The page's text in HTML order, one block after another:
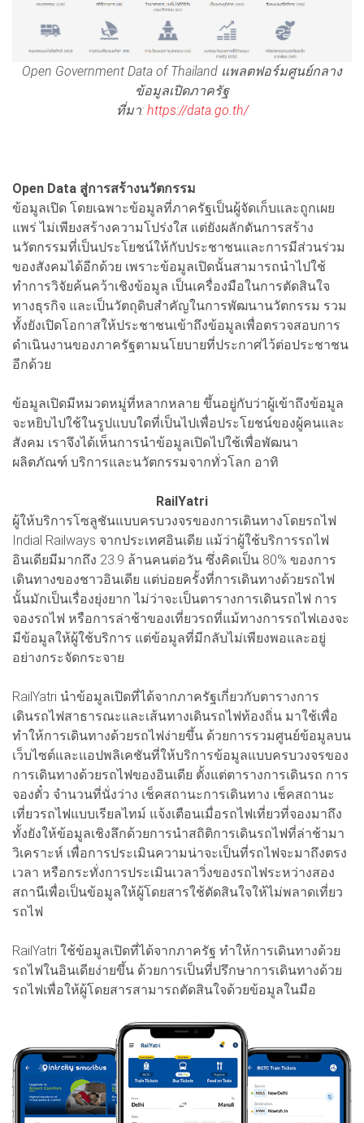
Open Government Data of Thailand แพลตฟอร์มศูนย์กลาง
ข้อมูลเปิดภาครัฐ
ที่มา: https://data.go.th/
Open Data สู่การสร้างนวัตกรรม
ข้อมูลเปิด โดยเฉพาะข้อมูลที่ภาครัฐเป็นผู้จัดเก็บและถูกเผย
แพร่ ไม่เพียงสร้างความโปร่งใส แต่ยังผลักดันการสร้าง
นวัตกรรมที่เป็นประโยชน์ให้กับประชาชนและการมีส่วนร่วม
ของสังคมได้อีกด้วย เพราะข้อมูลเปิดนั้นสามารถนำไปใช้
ทำการวิจัยค้นคว้าเชิงข้อมูล เป็นเครื่องมือในการตัดสินใจ
ทางธุรกิจ และเป็นวัตถุดิบสำคัญในการพัฒนานวัตกรรม รวม
ทั้งยังเปิดโอกาสให้ประชาชนเข้าถึงข้อมูลเพื่อตรวจสอบการ
ดำเนินงานของภาครัฐตามนโยบายที่ประกาศไว้ต่อประชาชน
อีกด้วย
ข้อมูลเปิดมีหมวดหมู่ที่หลากหลาย ขึ้นอยู่กับว่าผู้เข้าถึงข้อมูล
จะหยิบไปใช้ในรูปแบบใดที่เป็นไปเพื่อประโยชน์ของผู้คนและ
สังคม เราจึงได้เห็นการนำข้อมูลเปิดไปใช้เพื่อพัฒนา
ผลิตภัณฑ์ บริการและนวัตกรรมจากทั่วโลก อาทิ
RailYatri
ผู้ให้บริการโซลูชันแบบครบวงจรของการเดินทางโดยรถไฟ
Indial Railways จากประเทศอินเดีย แม้ว่าผู้ใช้บริการรถไฟ
อินเดียมีมากถึง 23.9 ล้านคนต่อวัน ซึ่งคิดเป็น 80% ของการ
เดินทางของชาวอินเดีย แต่บ่อยครั้งที่การเดินทางด้วยรถไฟ
นั้นมักเป็นเรื่องยุ่งยาก ไม่ว่าจะเป็นตารางการเดินรถไฟ การ
จองรถไฟ หรือการล่าช้าของเที่ยวรถที่แม้ทางการรถไฟเองจะ
มีข้อมูลให้ผู้ใช้บริการ แต่ข้อมูลที่มีกลับไม่เพียงพอและอยู่
อย่างกระจัดกระจาย
RailYatri นำข้อมูลเปิดที่ได้จากภาครัฐเกี่ยวกับตารางการ
เดินรถไฟสาธารณะและเส้นทางเดินรถไฟท้องถิ่น มาใช้เพื่อ
ทำให้การเดินทางด้วยรถไฟง่ายขึ้น ด้วยการรวมศูนย์ข้อมูลบน
เว็บไซต์และแอปพลิเคชันที่ให้บริการข้อมูลแบบครบวงจรของ
การเดินทางด้วยรถไฟของอินเดีย ตั้งแต่ตารางการเดินรถ การ
จองตั๋ว จำนวนที่นั่งว่าง เช็คสถานะการเดินทาง เช็คสถานะ
เที่ยวรถไฟแบบเรียลไทม์ แจ้งเตือนเมื่อรถไฟเที่ยวที่จองมาถึง
ทั้งยังให้ข้อมูลเชิงลึกด้วยการนำสถิติการเดินรถไฟที่ล่าช้ามา
วิเคราะห์ เพื่อการประเมินความน่าจะเป็นที่รถไฟจะมาถึงตรง
เวลา หรือกระทั่งการประเมินเวลาวิ่งของรถไฟระหว่างสอง
สถานีเพื่อเป็นข้อมูลให้ผู้โดยสารใช้ตัดสินใจให้ไม่พลาดเที่ยว
รถไฟ
RailYatri ใช้ข้อมูลเปิดที่ได้จากภาครัฐ ทำให้การเดินทางด้วย
รถไฟในอินเดียง่ายขึ้น ด้วยการเป็นที่ปรึกษาการเดินทางด้วย
รถไฟเพื่อให้ผู้โดยสารสามารถตัดสินใจด้วยข้อมูลในมือ